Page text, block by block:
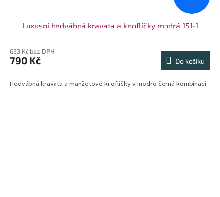
Luxusní hedvábná kravata a knoflíčky modrá 151-1
653 Kč bez DPH
790 Kč Do košíku
Hedvábná kravata a manžetové knoflíčky v modro černá kombinaci